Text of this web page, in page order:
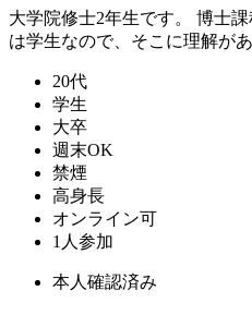
大学院修士2年生です。 博士
は学生なので、そこに理解が
20代
学生
大卒
週末OK
禁煙
高身長
オンライン可
1人参加
本人確認済み